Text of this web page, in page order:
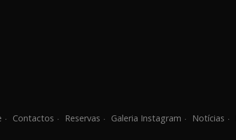
Contactos Reservas Galeria Instagram Notícias